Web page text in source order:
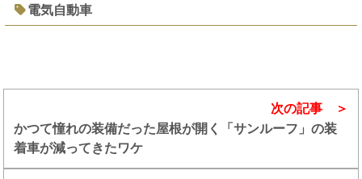
電気自動車
次の記事
かつて憧れの装備だった屋根が開く「サンルーフ」の装
着車が減ってきたワケ